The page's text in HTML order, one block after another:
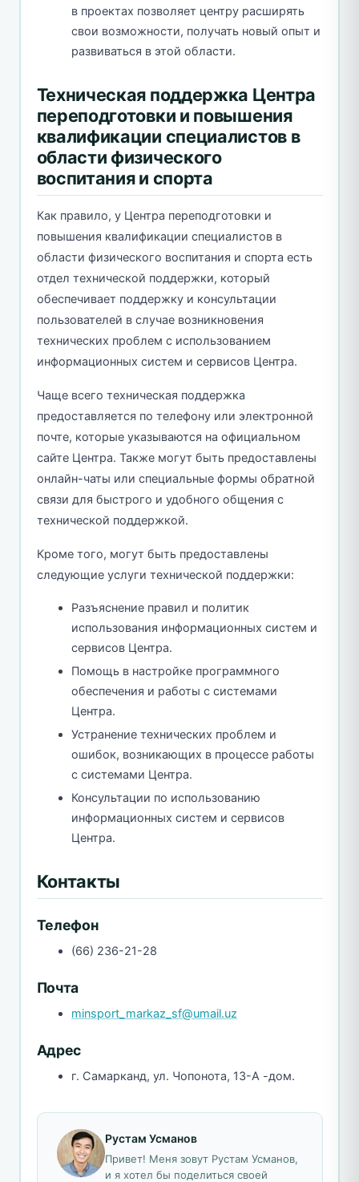
в проектах позволяет центру расширять
свои возможности, получать новый опыт и
развиваться в этой области.
Техническая поддержка Центра
переподготовки и повышения
квалификации специалистов в
области физического
воспитания и спорта
Как правило, у Центра переподготовки и
повышения квалификации специалистов в
области физического воспитания и спорта есть
отдел технической поддержки, который
обеспечивает поддержку и консультации
пользователей в случае возникновения
технических проблем с использованием
информационных систем и сервисов Центра.
Чаще всего техническая поддержка
предоставляется по телефону или электронной
почте, которые указываются на официальном
сайте Центра. Также могут быть предоставлены
онлайн-чаты или специальные формы обратной
связи для быстрого и удобного общения с
технической поддержкой.
Кроме того, могут быть предоставлены
следующие услуги технической поддержки:
Разъяснение правил и политик
использования информационных систем и
сервисов Центра.
Помощь в настройке программного
обеспечения и работы с системами
Центра.
Устранение технических проблем и
ошибок, возникающих в процессе работы
с системами Центра.
Консультации по использованию
информационных систем и сервисов
Центра.
Контакты
Телефон
(66) 236-21-28
Почта
minsport_markaz_sf@umail.uz
Адрес
г. Самарканд, ул. Чопонота, 13-А -дом.
Рустам Усманов
Привет! Меня зовут Рустам Усманов,
и я хотел бы поделиться своей